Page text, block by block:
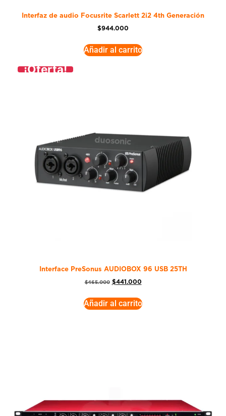
Interfaz de audio Focusrite Scarlett 2i2 4th Generación
$944.000
Añadir al carrito
¡Oferta!
Interface PreSonus AUDIOBOX 96 USB 25TH
$465.000 $441.000
Añadir al carrito